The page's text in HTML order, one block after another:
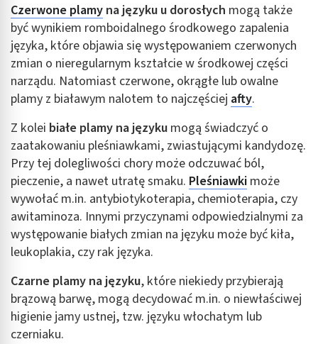
Czerwone plamy na języku u dorosłych mogą także
być wynikiem romboidalnego środkowego zapalenia
języka, które objawia się występowaniem czerwonych
zmian o nieregularnym kształcie w środkowej części
narządu. Natomiast czerwone, okrągłe lub owalne
plamy z białawym nalotem to najczęściej afty.
Z kolei białe plamy na języku mogą świadczyć o
zaatakowaniu pleśniawkami, zwiastującymi kandydozę.
Przy tej dolegliwości chory może odczuwać ból,
pieczenie, a nawet utratę smaku. Pleśniawki może
wywołać m.in. antybiotykoterapia, chemioterapia, czy
awitaminoza. Innymi przyczynami odpowiedzialnymi za
występowanie białych zmian na języku może być kiła,
leukoplakia, czy rak języka.
Czarne plamy na języku, które niekiedy przybierają
brązową barwę, mogą decydować m.in. o niewłaściwej
higienie jamy ustnej, tzw. języku włochatym lub
czerniaku.